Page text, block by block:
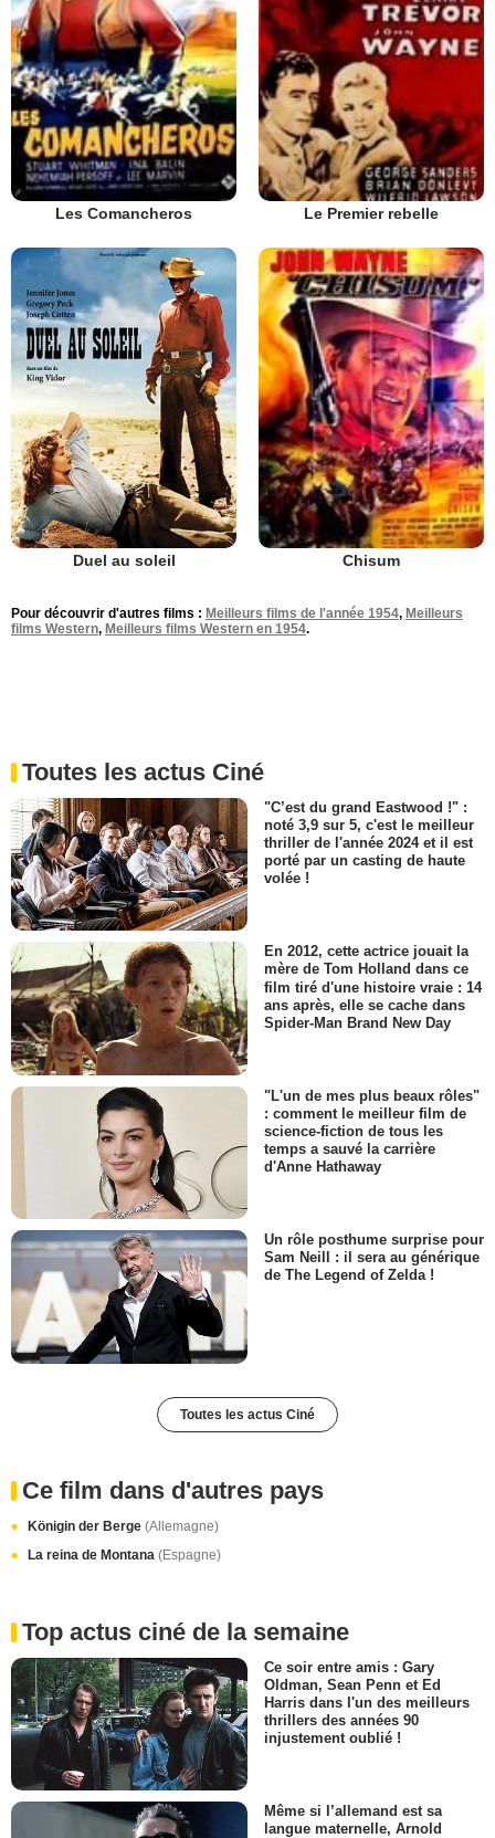
Les Comancheros Le Premier rebelle
Duel au soleil Chisum
Pour découvrir d'autres films : Meilleurs films de l'année 1954, Meilleurs
films Western, Meilleurs films Western en 1954.
Toutes les actus Ciné
"C’est du grand Eastwood !" :
noté 3,9 sur 5, c'est le meilleur
thriller de l'année 2024 et il est
porté par un casting de haute
volée !
En 2012, cette actrice jouait la
mère de Tom Holland dans ce
film tiré d'une histoire vraie : 14
ans après, elle se cache dans
Spider-Man Brand New Day
"L'un de mes plus beaux rôles"
: comment le meilleur film de
science-fiction de tous les
temps a sauvé la carrière
d'Anne Hathaway
Un rôle posthume surprise pour
Sam Neill : il sera au générique
de The Legend of Zelda !
Toutes les actus Ciné
Ce film dans d'autres pays
Königin der Berge (Allemagne)
La reina de Montana (Espagne)
Top actus ciné de la semaine
Ce soir entre amis : Gary
Oldman, Sean Penn et Ed
Harris dans l'un des meilleurs
thrillers des années 90
injustement oublié !
Même si l’allemand est sa
langue maternelle, Arnold